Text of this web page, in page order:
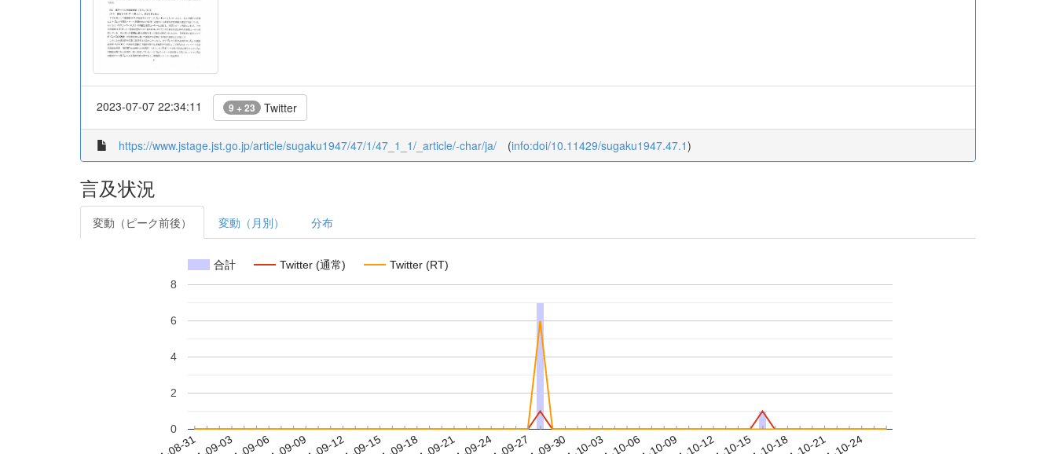
2023-07-07 22:34:11 9 + 23 Twitter
https://www.jstage.jst.go.jp/article/sugaku1947/47/1/47_1_1/_article/-char/ja/ (info:doi/10.11429/sugaku1947.47.1)
言及状況
変動（ピーク前後） 変動（月別） 分布
合計 Twitter (通常) Twitter (RT)
0
2
4
6
8